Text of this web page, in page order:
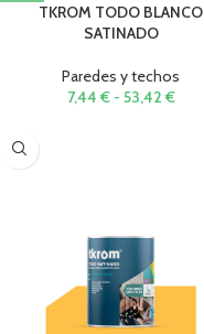
TKROM TODO BLANCO
SATINADO
Paredes y techos
7,44 € - 53,42 €